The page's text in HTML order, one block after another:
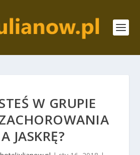
W GRUPIE
JASKRĘ?